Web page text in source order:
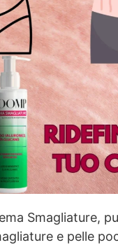
Smagliature,
e pelle